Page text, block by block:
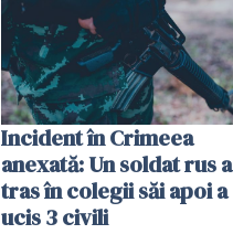
Incident în Crimeea
anexată: Un soldat rus a
tras în colegii săi apoi a
ucis 3 civili